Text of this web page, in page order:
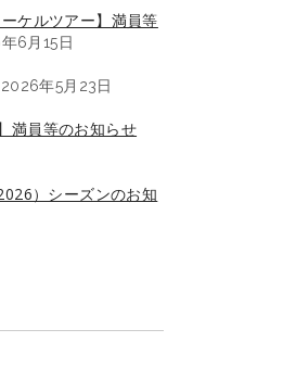
ケルツアー】満員等
6月15日
2026年5月23日
満員等のお知らせ
）シーズンのお知